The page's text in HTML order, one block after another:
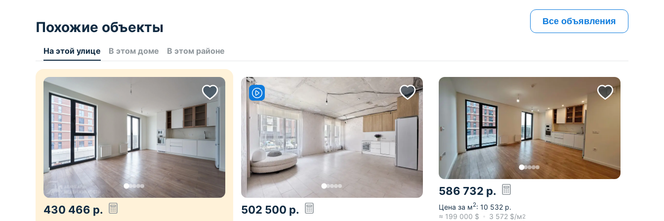
Похожие объекты Все объявления
На этой улице В этом доме В этом районе
430 466 р. 502 500 р.
586 732 р.
Цена за м2: 10 532 р.
≈ 199 000 $ 3 572 $/м2